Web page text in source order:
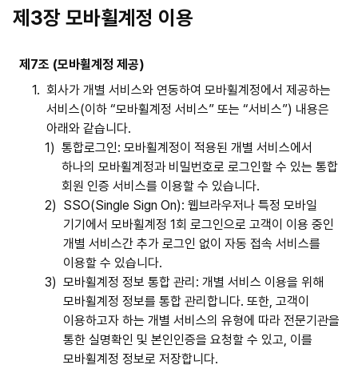
제3장 모바휠계정 이용
제7조 (모바휠계정 제공)
1. 회사가 개별 서비스와 연동하여 모바휠계정에서 제공하는
서비스(이하 “모바휠계정 서비스” 또는 “서비스”) 내용은
아래와 같습니다.
1) 통합로그인: 모바휠계정이 적용된 개별 서비스에서
하나의 모바휠계정과 비밀번호로 로그인할 수 있는 통합
회원 인증 서비스를 이용할 수 있습니다.
2) SSO(Single Sign On): 웹브라우저나 특정 모바일
기기에서 모바휠계정 1회 로그인으로 고객이 이용 중인
개별 서비스간 추가 로그인 없이 자동 접속 서비스를
이용할 수 있습니다.
3) 모바휠계정 정보 통합 관리: 개별 서비스 이용을 위해
모바휠계정 정보를 통합 관리합니다. 또한, 고객이
이용하고자 하는 개별 서비스의 유형에 따라 전문기관을
통한 실명확인 및 본인인증을 요청할 수 있고, 이를
모바휠계정 정보로 저장합니다.